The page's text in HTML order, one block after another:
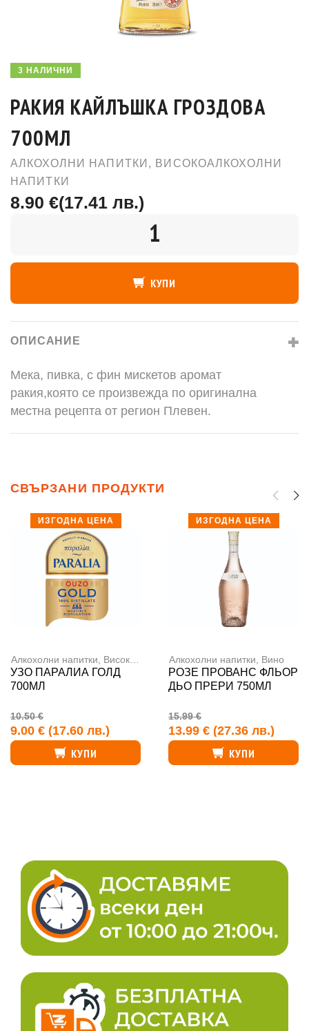
3 НАЛИЧНИ
РАКИЯ КАЙЛЪШКА ГРОЗДОВА
700МЛ
АЛКОХОЛНИ НАПИТКИ , ВИСОКОАЛКОХОЛНИ
НАПИТКИ
8.90 €(17.41 лв.)
КУПИ
ОПИСАНИЕ
Мека, пивка, с фин мискетов аромат
ракия,която се произвежда по оригинална
местна рецепта от регион Плевен.
СВЪРЗАНИ ПРОДУКТИ
ИЗГОДНА ЦЕНА
Алкохолни напитки Високоалкохолни напитки
УЗО ПАРАЛИА ГОЛД
700МЛ
10.50 €
9.00 € (17.60 лв.)
КУПИ
ИЗГОДНА ЦЕНА
Алкохолни напитки Вино
РОЗЕ ПРОВАНС ФЛЬОР
ДЬО ПРЕРИ 750МЛ
15.99 €
13.99 € (27.36 лв.)
КУПИ